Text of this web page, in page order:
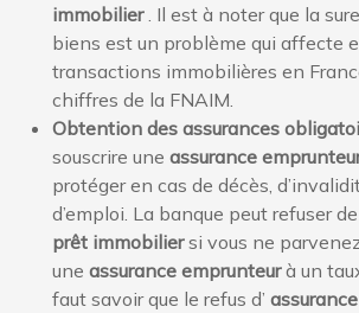
immobilier. Il est à noter que la
biens est un problème qui affecte
transactions immobilières en
chiffres de la FNAIM.
Obtention des assurances
souscrire une assurance
protéger en cas de décès,
d’emploi. La banque peut refuser
prêt immobiliersi vous ne
une assurance emprunteurà un
faut savoir que le refus d’